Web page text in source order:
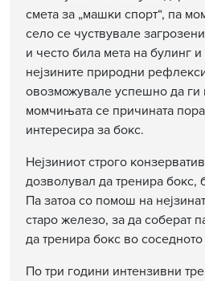
смета за „машки спорт“, па
село се чуствувале
и често била мета на булинг
нејзините природни
овозможувале успешно да ги
момчињата се причината
интересира за бокс.
Нејзиниот строго
дозволувал да тренира бокс,
Па затоа со помош на
старо железо, за да соберат
да тренира бокс во
По три години интензивни